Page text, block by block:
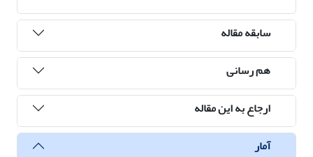
سابقه مقاله
هم رسانی
ارجاع به این مقاله
آمار